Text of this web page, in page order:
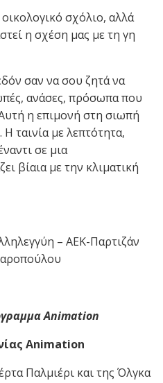
σχόλιο, αλλά
η σχέση μας με τη γη
σαν να σου ζητά να
ανάσες, πρόσωπα που
η επιμονή στη σιωπή
Η ταινία με λεπτότητα,
σε μια
βίαια με την κλιματική
– ΑΕΚ-Παρτιζάν
Animation
Animation
Παλμιέρι και της Όλγκα